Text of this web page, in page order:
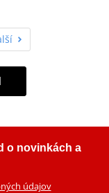
o novinkách a
údajov